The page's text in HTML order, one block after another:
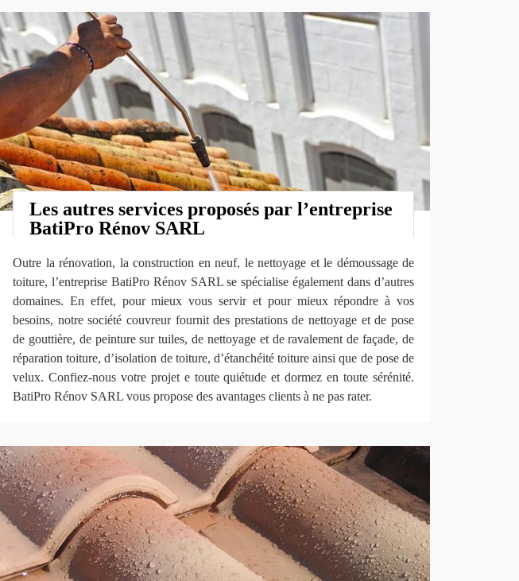
Les autres services proposés par l’entreprise
BatiPro Rénov SARL
Outre la rénovation, la construction en neuf, le nettoyage et le démoussage de
toiture, l’entreprise BatiPro Rénov SARL se spécialise également dans d’autres
domaines. En effet, pour mieux vous servir et pour mieux répondre à vos
besoins, notre société couvreur fournit des prestations de nettoyage et de pose
de gouttière, de peinture sur tuiles, de nettoyage et de ravalement de façade, de
réparation toiture, d’isolation de toiture, d’étanchéité toiture ainsi que de pose de
velux. Confiez-nous votre projet e toute quiétude et dormez en toute sérénité.
BatiPro Rénov SARL vous propose des avantages clients à ne pas rater.